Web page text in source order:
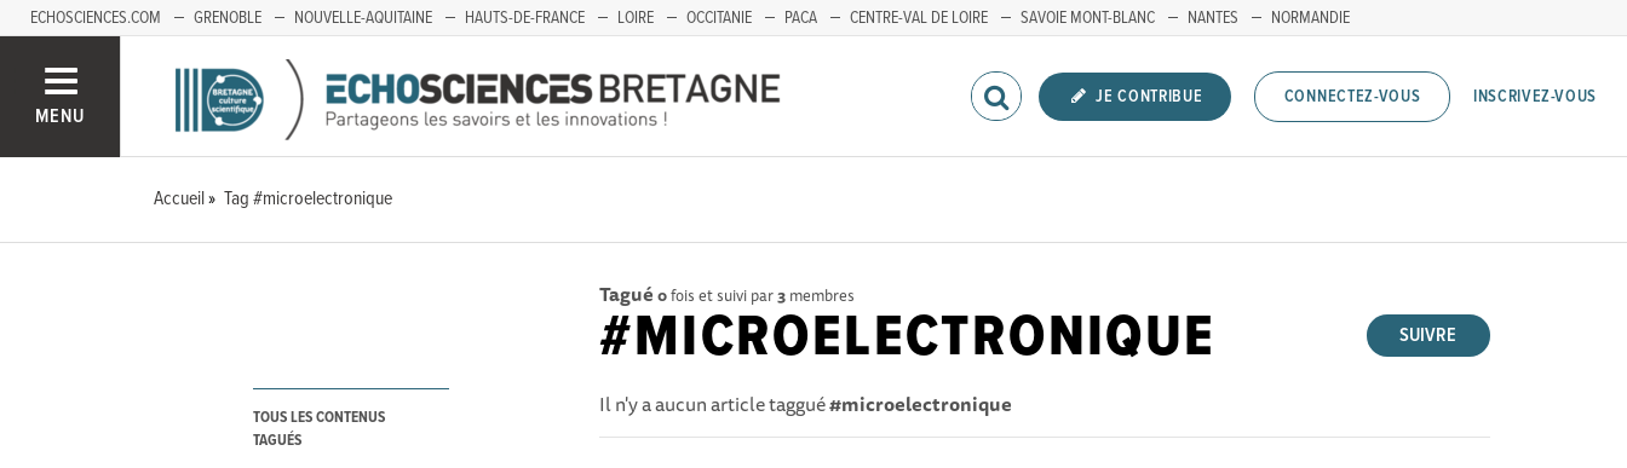
ECHOSCIENCES.COM GRENOBLE NOUVELLE-AQUITAINE HAUTS-DE-FRANCE LOIRE OCCITANIE PACA CENTRE-VAL DE LOIRE SAVOIE MONT-BLANC NANTES NORMANDIE
MENU
JE CONTRIBUE CONNECTEZ-VOUS INSCRIVEZ-VOUS
Accueil Tag #microelectronique
TOUS LES CONTENUS
TAGUÉS
Tagué 0fois et suivi par3 membres
SUIVRE
#MICROELECTRONIQUE
Il n'y a aucun article taggué#microelectronique